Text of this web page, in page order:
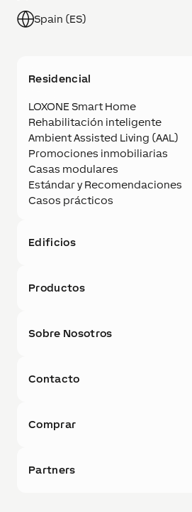
Spain (ES)
Residencial
LOXONE Smart Home
Rehabilitación inteligente
Ambient Assisted Living (AAL)
Promociones inmobiliarias
Casas modulares
Estándar y Recomendaciones
Casos prácticos
Edificios
Productos
Sobre Nosotros
Contacto
Comprar
Partners